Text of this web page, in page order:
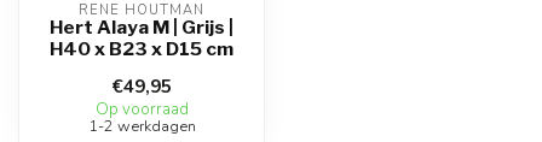
RENE HOUTMAN
Hert Alaya M | Grijs |
H40 x B23 x D15 cm
€49,95
Op voorraad
1-2 werkdagen